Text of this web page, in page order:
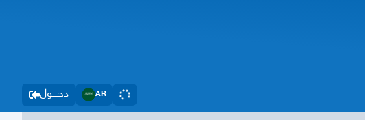
دخــــول AR